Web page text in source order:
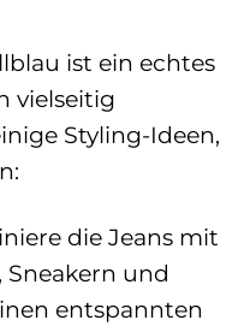
ist ein echtes
vielseitig
Styling-Ideen,
die Jeans mit
Sneakern und
entspannten